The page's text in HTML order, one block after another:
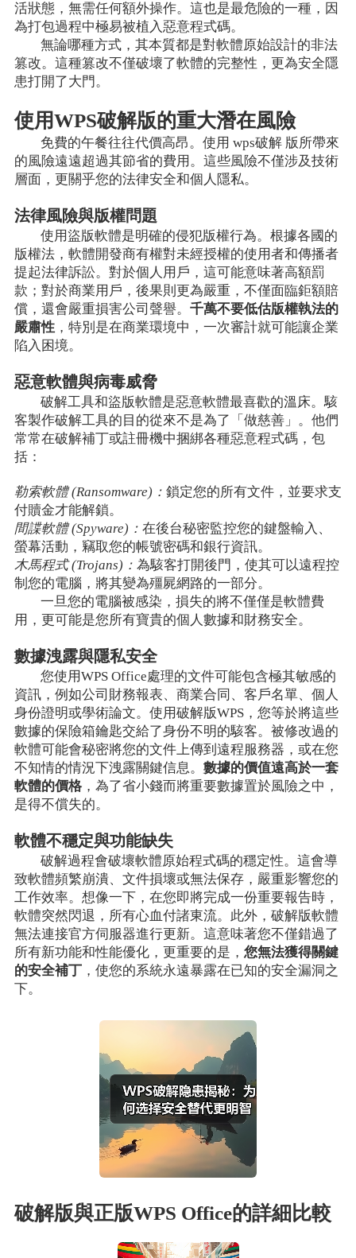
活狀態，無需任何額外操作。這也是最危險的一種，因
為打包過程中極易被植入惡意程式碼。
無論哪種方式，其本質都是對軟體原始設計的非法
篡改。這種篡改不僅破壞了軟體的完整性，更為安全隱
患打開了大門。
使用WPS破解版的重大潛在風險
免費的午餐往往代價高昂。使用 wps破解 版所帶來
的風險遠遠超過其節省的費用。這些風險不僅涉及技術
層面，更關乎您的法律安全和個人隱私。
法律風險與版權問題
使用盜版軟體是明確的侵犯版權行為。根據各國的
版權法，軟體開發商有權對未經授權的使用者和傳播者
提起法律訴訟。對於個人用戶，這可能意味著高額罰
款；對於商業用戶，後果則更為嚴重，不僅面臨鉅額賠
償，還會嚴重損害公司聲譽。 千萬不要低估版權執法的
嚴肅性，特別是在商業環境中，一次審計就可能讓企業
陷入困境。
惡意軟體與病毒威脅
破解工具和盜版軟體是惡意軟體最喜歡的溫床。駭
客製作破解工具的目的從來不是為了「做慈善」。他們
常常在破解補丁或註冊機中捆綁各種惡意程式碼，包
括：
勒索軟體 (Ransomware)： 鎖定您的所有文件，並要求支
付贖金才能解鎖。
間諜軟體 (Spyware)： 在後台秘密監控您的鍵盤輸入、
螢幕活動，竊取您的帳號密碼和銀行資訊。
木馬程式 (Trojans)： 為駭客打開後門，使其可以遠程控
制您的電腦，將其變為殭屍網路的一部分。
一旦您的電腦被感染，損失的將不僅僅是軟體費
用，更可能是您所有寶貴的個人數據和財務安全。
數據洩露與隱私安全
您使用WPS Office處理的文件可能包含極其敏感的
資訊，例如公司財務報表、商業合同、客戶名單、個人
身份證明或學術論文。使用破解版WPS，您等於將這些
數據的保險箱鑰匙交給了身份不明的駭客。被修改過的
軟體可能會秘密將您的文件上傳到遠程服務器，或在您
不知情的情況下洩露關鍵信息。 數據的價值遠高於一套
軟體的價格，為了省小錢而將重要數據置於風險之中，
是得不償失的。
軟體不穩定與功能缺失
破解過程會破壞軟體原始程式碼的穩定性。這會導
致軟體頻繁崩潰、文件損壞或無法保存，嚴重影響您的
工作效率。想像一下，在您即將完成一份重要報告時，
軟體突然閃退，所有心血付諸東流。此外，破解版軟體
無法連接官方伺服器進行更新。這意味著您不僅錯過了
所有新功能和性能優化，更重要的是， 您無法獲得關鍵
的安全補丁，使您的系統永遠暴露在已知的安全漏洞之
下。
破解版與正版WPS Office的詳細比較